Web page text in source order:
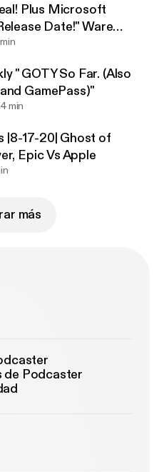
Plus Microsoft
Date!" Ware
" GOTY So Far. (Also
GamePass)"
min
|8-17-20| Ghost of
Epic Vs Apple
más
de Podcaster